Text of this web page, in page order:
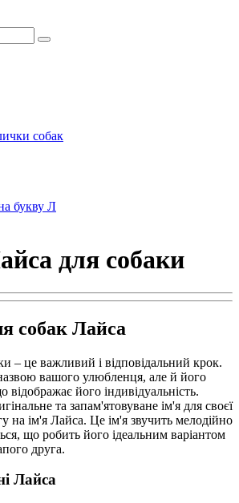
собак
букву Л
для собаки
собак Лайса
– це важливий і відповідальний крок.
вашого улюбленця, але й його
його індивідуальність.
та запам'ятовуване ім'я для своєї
на ім'я Лайса. Це ім'я звучить мелодійно
що робить його ідеальним варіантом
друга.
Лайса